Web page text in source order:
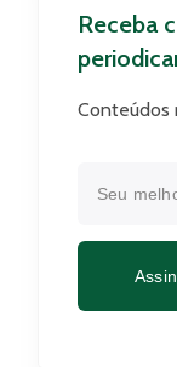
Receba
Conteúdos